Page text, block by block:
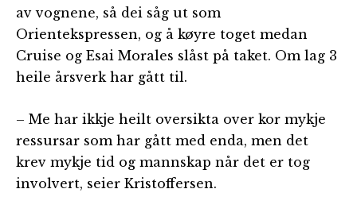
av vognene, så dei såg ut som
Orientekspressen, og å køyre toget medan
Cruise og Esai Morales slåst på taket. Om lag 3
heile årsverk har gått til.
– Me har ikkje heilt oversikta over kor mykje
ressursar som har gått med enda, men det
krev mykje tid og mannskap når det er tog
involvert, seier Kristoffersen.